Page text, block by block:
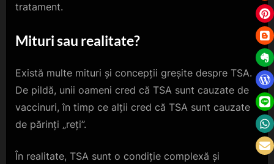
tratament.
Mituri sau realitate?
Există multe mituri și concepții greșite despre TSA.
De pildă, unii oameni cred că TSA sunt cauzate de
vaccinuri, în timp ce alții cred că TSA sunt cauzate
de părinți „reți”.
În realitate, TSA sunt o condiție complexă și